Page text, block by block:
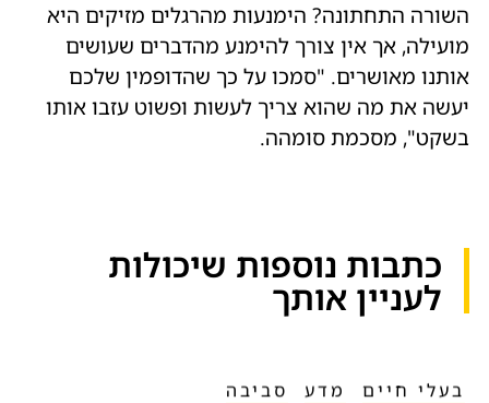
השורה התחתונה? הימנעות מהרגלים מזיקים היא
מועילה, אך אין צורך להימנע מהדברים שעושים
אותנו מאושרים. "סמכו על כך שהדופמין שלכם
יעשה את מה שהוא צריך לעשות ופשוט עזבו אותו
בשקט", מסכמת סומהה.
כתבות נוספות שיכולות
לעניין אותך​
בעלי חיים מדע סביבה